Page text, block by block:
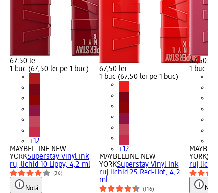
67,50 lei
1 buc (67,50 lei pe 1 buc)
+12
MAYBELLINE NEW
YORKSuperstay Vinyl Ink
ruj lichid 10 Lippy, 4,2 ml
(36)
Notă
67,50 lei
1 buc (67,50 lei pe 1 buc)
+12
MAYBELLINE NEW
YORKSuperstay Vinyl Ink
ruj lichid 25 Red-Hot, 4,2
ml
(116)
67,50 lei
1 buc
YORK
ruj
Notă